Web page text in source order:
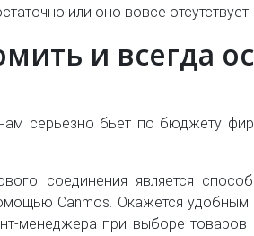
или оно вовсе отсутствует.
и всегда
серьезно бьет по бюджету
соединения является способ
Canmos. Окажется
менеджера при выборе